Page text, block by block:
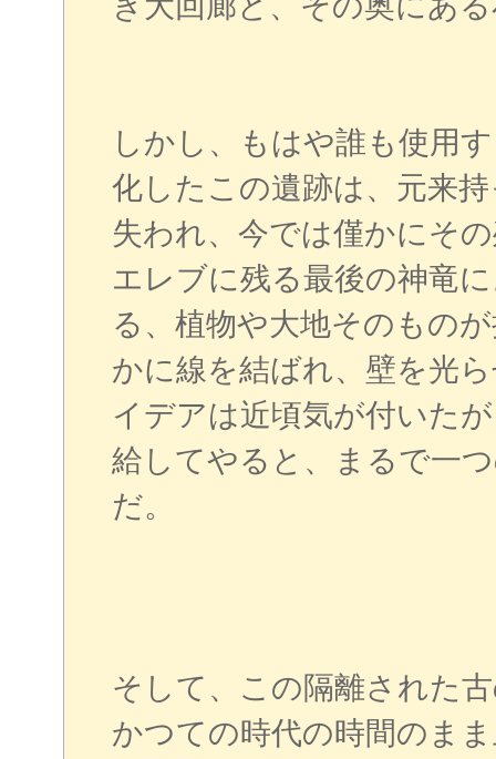
しかし、もはや誰も使用
化したこの遺跡は、元来
失われ、今では僅かにそ
エレブに残る最後の神竜
る、植物や大地そのもの
かに線を結ばれ、壁を光
イデアは近頃気が付いた
給してやると、まるで一
だ。
そして、この隔離された
かつての時代の時間のま